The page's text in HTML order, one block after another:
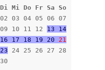
Di Mi Do Fr Sa So
03 04 05 06 07
10 11 12 13 14
17 18 19 20 21
23 24 25 26 27 28